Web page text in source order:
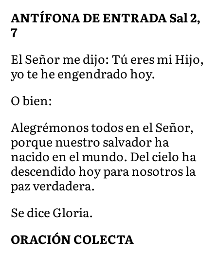
ANTÍFONA DE ENTRADA Sal 2,
7
El Señor me dijo: Tú eres mi Hijo,
yo te he engendrado hoy.
O bien:
Alegrémonos todos en el Señor,
porque nuestro salvador ha
nacido en el mundo. Del cielo ha
descendido hoy para nosotros la
paz verdadera.
Se dice Gloria.
ORACIÓN COLECTA